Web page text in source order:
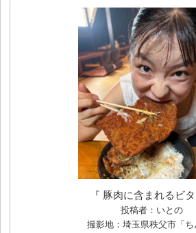
『 豚肉に含まれるビタ
投稿者：いとの
撮影地：埼玉県秩父市「ち